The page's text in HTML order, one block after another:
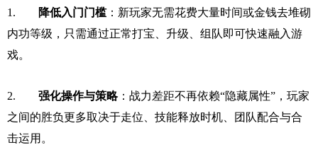
1. 降低入门门槛：新玩家无需花费大量时间或金钱去堆砌
内功等级，只需通过正常打宝、升级、组队即可快速融入游
戏。
2. 强化操作与策略：战力差距不再依赖“隐藏属性”，玩家
之间的胜负更多取决于走位、技能释放时机、团队配合与合
击运用。